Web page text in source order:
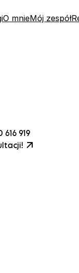
O mnieMój zespół
616 919